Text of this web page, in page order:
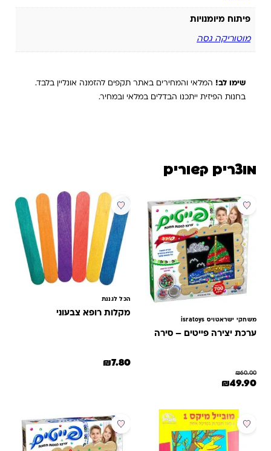
פיתוח מיומנויות
מוטוריקה גסה
שימו לב! המלאי והמחירים באתר תקפים להזמנה אונליין בלבד.
בחנות הפיזית ייתכנו הבדלים במלאי ובמחיר.
מוצרים קשורים
מבצע
משחקי ישראטויס isratoys
ערכת יצירה פייטים – סירה
₪60.00
המחיר המקורי היה: ₪60.00.
₪49.90
הכל לגננת
מקלות רופא צבעוני
₪7.80
מבצע מבצע